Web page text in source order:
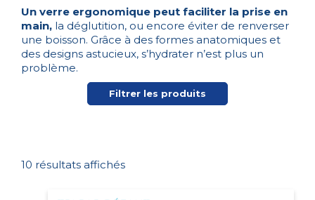
Un verre ergonomique peut faciliter la prise en
main, la déglutition, ou encore éviter de renverser
une boisson. Grâce à des formes anatomiques et
des designs astucieux, s’hydrater n’est plus un
problème.
Filtrer les produits
10 résultats affichés